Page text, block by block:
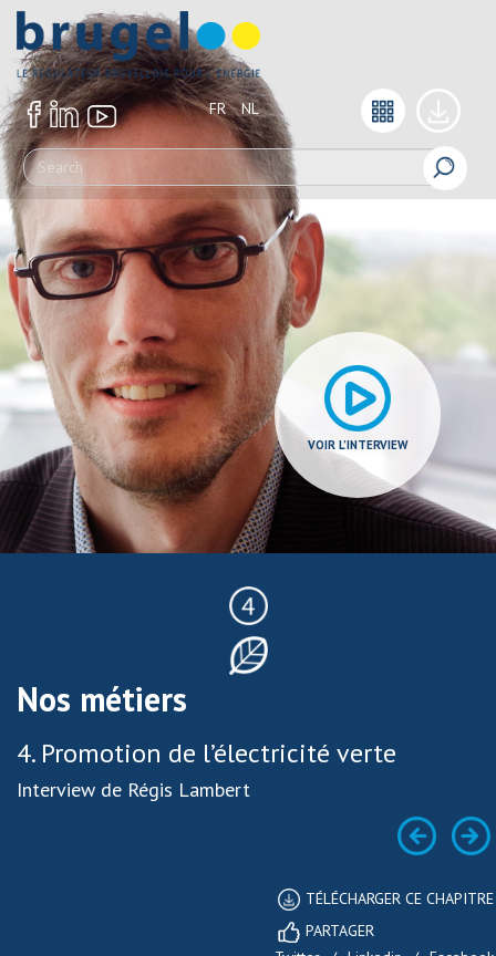
FR NL
VOIR L’INTERVIEW
Nos métiers
4. Promotion de l’électricité verte
Interview de Régis Lambert
TÉLÉCHARGER CE CHAPITRE
PARTAGER